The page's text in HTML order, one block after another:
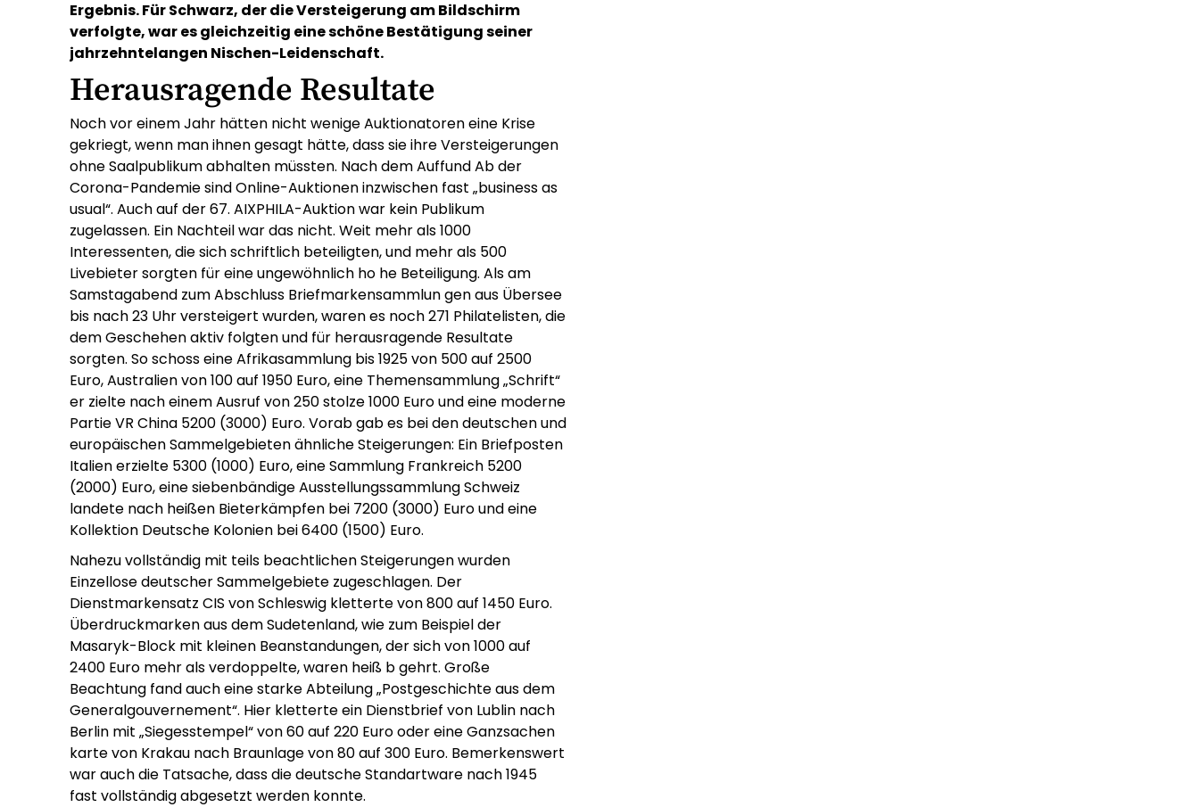
Ergebnis. Für Schwarz, der die Versteigerung am Bildschirm
verfolgte, war es gleichzeitig eine schöne Bestätigung seiner
jahrzehntelangen Nischen-Leidenschaft.
Herausragende Resultate
Noch vor einem Jahr hätten nicht wenige Auktionatoren eine Krise
gekriegt, wenn man ihnen gesagt hätte, dass sie ihre Versteigerungen
ohne Saalpublikum abhalten müssten. Nach dem Auffund Ab der
Corona-Pandemie sind Online-Auktionen inzwischen fast „business as
usual“. Auch auf der 67. AIXPHILA-Auktion war kein Publikum
zugelassen. Ein Nachteil war das nicht. Weit mehr als 1000
Interessenten, die sich schriftlich beteiligten, und mehr als 500
Livebieter sorgten für eine ungewöhnlich ho he Beteiligung. Als am
Samstagabend zum Abschluss Briefmarkensammlun gen aus Übersee
bis nach 23 Uhr versteigert wurden, waren es noch 271 Philatelisten, die
dem Geschehen aktiv folgten und für herausragende Resultate
sorgten. So schoss eine Afrikasammlung bis 1925 von 500 auf 2500
Euro, Australien von 100 auf 1950 Euro, eine Themensammlung „Schrift“
er zielte nach einem Ausruf von 250 stolze 1000 Euro und eine moderne
Partie VR China 5200 (3000) Euro. Vorab gab es bei den deutschen und
europäischen Sammelgebieten ähnliche Steigerungen: Ein Briefposten
Italien erzielte 5300 (1000) Euro, eine Sammlung Frankreich 5200
(2000) Euro, eine siebenbändige Ausstellungssammlung Schweiz
landete nach heißen Bieterkämpfen bei 7200 (3000) Euro und eine
Kollektion Deutsche Kolonien bei 6400 (1500) Euro.
Nahezu vollständig mit teils beachtlichen Steigerungen wurden
Einzellose deutscher Sammelgebiete zugeschlagen. Der
Dienstmarkensatz CIS von Schleswig kletterte von 800 auf 1450 Euro.
Überdruckmarken aus dem Sudetenland, wie zum Beispiel der
Masaryk-Block mit kleinen Beanstandungen, der sich von 1000 auf
2400 Euro mehr als verdoppelte, waren heiß b gehrt. Große
Beachtung fand auch eine starke Abteilung „Postgeschichte aus dem
Generalgouvernement“. Hier kletterte ein Dienstbrief von Lublin nach
Berlin mit „Siegesstempel“ von 60 auf 220 Euro oder eine Ganzsachen
karte von Krakau nach Braunlage von 80 auf 300 Euro. Bemerkenswert
war auch die Tatsache, dass die deutsche Standartware nach 1945
fast vollständig abgesetzt werden konnte.